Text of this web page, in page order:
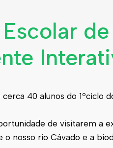
de
40 alunos do 1ºciclo
de visitarem a
nosso rio Cávado e a